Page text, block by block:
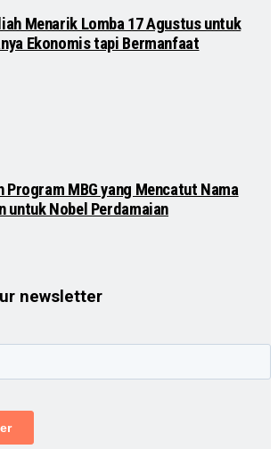
Menarik Lomba 17 Agustus untuk
Ekonomis tapi Bermanfaat
Program MBG yang Mencatut Nama
untuk Nobel Perdamaian
newsletter